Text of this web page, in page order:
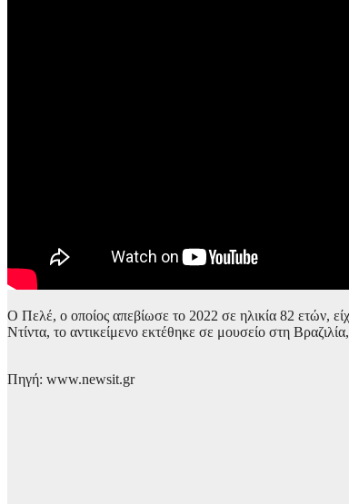
Ο Πελέ, ο οποίος απεβίωσε το 2022 σε ηλικία 82 ετών,
Ντίντα, το αντικείμενο εκτέθηκε σε μουσείο στη
Πηγή: www.newsit.gr